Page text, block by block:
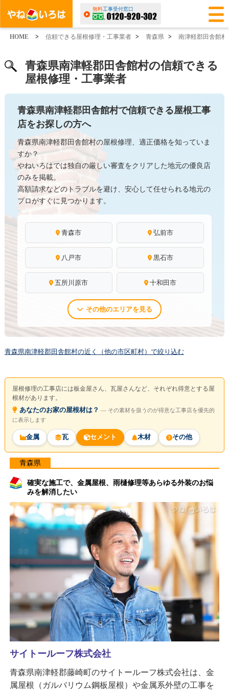
無料工事受付窓口
HOME > 信頼できる屋根修理・工事業者 > 青森県 > 南津軽郡田舎館村
青森県南津軽郡田舎館村の信頼できる
屋根修理・工事業者
青森県南津軽郡田舎館村で信頼できる屋根工事
店をお探しの方へ
青森県南津軽郡田舎館村の屋根修理、適正価格を知っていま
すか？
やねいろはでは独自の厳しい審査をクリアした地元の優良店
のみを掲載。
高額請求などのトラブルを避け、安心して任せられる地元の
プロがすぐに見つかります。
青森市 弘前市
八戸市 黒石市
五所川原市 十和田市
その他のエリアを見る
青森県南津軽郡田舎館村の近く（他の市区町村）で絞り込む
屋根修理の工事店には板金屋さん、瓦屋さんなど、それぞれ得意とする屋
根材があります。
あなたのお家の屋根材は？ ― その素材を扱うのが得意な工事店を優先的
に表示します
金属 瓦 セメント 木材 その他
青森県
確実な施工で、金属屋根、雨樋修理等あらゆる外装のお悩
みを解消したい
サイトールーフ株式会社
青森県南津軽郡藤崎町のサイトールーフ株式会社は、金
属屋根（ガルバリウム鋼板屋根）や金属系外壁の工事を